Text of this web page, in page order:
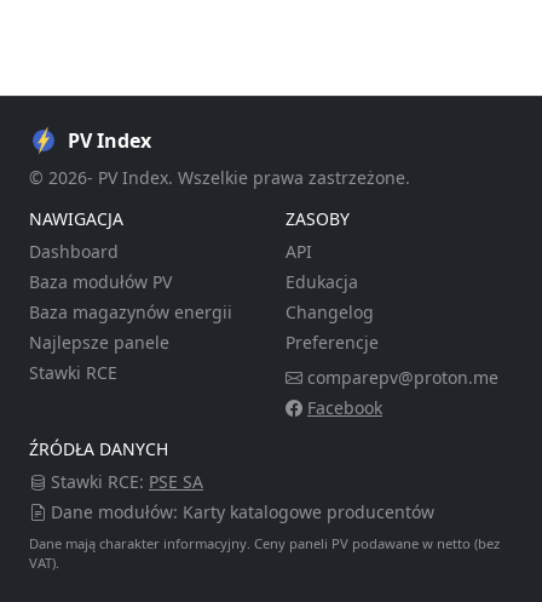
PV Index
© 2026- PV Index. Wszelkie prawa zastrzeżone.
NAWIGACJA
Dashboard
Baza modułów PV
Baza magazynów energii
Najlepsze panele
Stawki RCE
ZASOBY
API
Edukacja
Changelog
Preferencje
comparepv@proton.me
Facebook
ŹRÓDŁA DANYCH
Stawki RCE: PSE SA
Dane modułów: Karty katalogowe producentów
Dane mają charakter informacyjny. Ceny paneli PV podawane w netto (bez
VAT).